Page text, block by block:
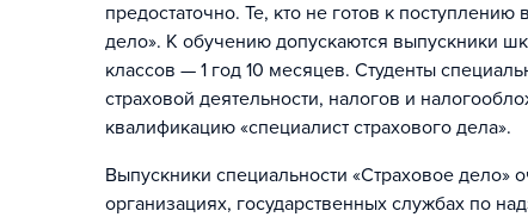
предостаточно. Те, кто не готов к
дело». К обучению допускаются выпускники
классов — 1 год 10 месяцев. Студенты
страховой деятельности, налогов и
квалификацию «специалист страхового дела».
Выпускники специальности «Страховое дело»
организациях, государственных службах по